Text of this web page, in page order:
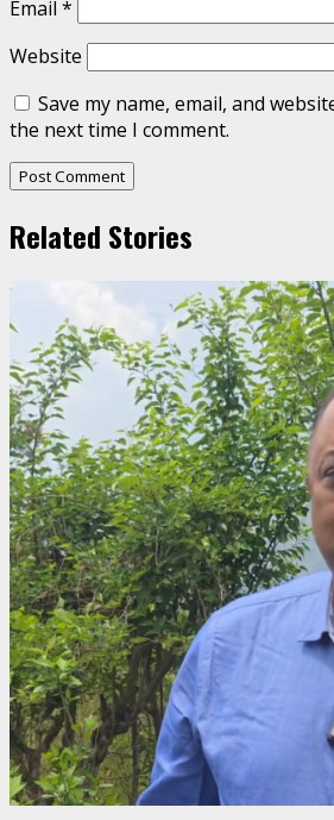
Email *
Website
Save my name, email, and
the next time I comment.
Related Stories